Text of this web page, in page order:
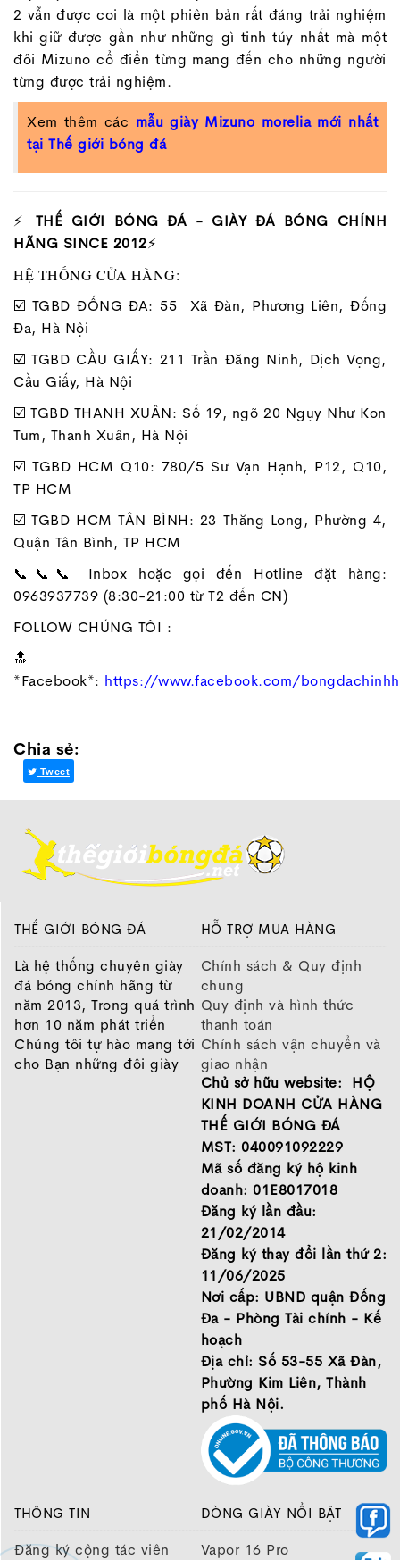
2 vẫn được coi là một phiên bản rất đáng trải nghiệm
khi giữ được gần như những gì tinh túy nhất mà một
đôi Mizuno cổ điển từng mang đến cho những người
từng được trải nghiệm.
Xem thêm các mẫu giày Mizuno morelia mới nhất
tại Thế giới bóng đá
⚡ THẾ GIỚI BÓNG ĐÁ - GIÀY ĐÁ BÓNG CHÍNH
HÃNG SINCE 2012⚡
HỆ THỐNG CỬA HÀNG:
☑️ TGBD ĐỐNG ĐA: 55 Xã Đàn, Phương Liên, Đống
Đa, Hà Nội
☑️ TGBD CẦU GIẤY: 211 Trần Đăng Ninh, Dịch Vọng,
Cầu Giấy, Hà Nội
☑️ TGBD THANH XUÂN: Số 19, ngõ 20 Ngụy Như Kon
Tum, Thanh Xuân, Hà Nội
☑️ TGBD HCM Q10: 780/5 Sư Vạn Hạnh, P12, Q10,
TP HCM
☑️ TGBD HCM TÂN BÌNH: 23 Thăng Long, Phường 4,
Quận Tân Bình, TP HCM
📞📞📞 Inbox hoặc gọi đến Hotline đặt hàng:
0963937739 (8:30-21:00 từ T2 đến CN)
FOLLOW CHÚNG TÔI :
🔝
*Facebook*: https://www.facebook.com/
Chia sẻ:
Tweet
THẾ GIỚI BÓNG ĐÁ
Là hệ thống chuyên giày
đá bóng chính hãng từ
năm 2013, Trong quá trình
hơn 10 năm phát triển
Chúng tôi tự hào mang tới
cho Bạn những đôi giày
HỖ TRỢ MUA HÀNG
Chính sách & Quy định
chung
Quy định và hình thức
thanh toán
Chính sách vận chuyển và
giao nhận
Chính sách bảo hành
Chính sách bảo mật thông
tin
Chủ sở hữu website: HỘ
KINH DOANH CỬA HÀNG
THẾ GIỚI BÓNG ĐÁ
MST: 040091092229
Mã số đăng ký hộ kinh
doanh: 01E8017018
Đăng ký lần đầu:
21/02/2014
Đăng ký thay đổi lần thứ 2:
11/06/2025
Nơi cấp: UBND quận Đống
Đa - Phòng Tài chính - Kế
hoạch
Địa chỉ: Số 53-55 Xã Đàn,
Phường Kim Liên, Thành
phố Hà Nội.
THÔNG TIN
Đăng ký cộng tác viên
DÒNG GIÀY NỔI BẬT
Vapor 16 Pro